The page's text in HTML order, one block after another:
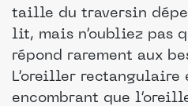
taille du traversin
lit, mais n’oubliez pas
répond rarement aux
L’oreiller rectangulaire
encombrant que